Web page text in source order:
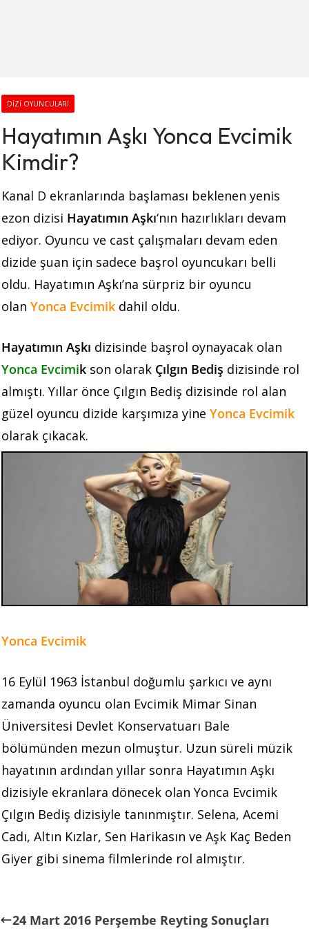
DIZI OYUNCULARI
Hayatımın Aşkı Yonca Evcimik
Kimdir?
Kanal D ekranlarında başlaması beklenen yenis
ezon dizisi Hayatımın Aşkı‘nın hazırlıkları devam
ediyor. Oyuncu ve cast çalışmaları devam eden
dizide şuan için sadece başrol oyuncukarı belli
oldu. Hayatımın Aşkı’na sürpriz bir oyuncu
olan Yonca Evcimik dahil oldu.
Hayatımın Aşkı dizisinde başrol oynayacak olan
Yonca Evcimik son olarak Çılgın Bediş dizisinde rol
almıştı. Yıllar önce Çılgın Bediş dizisinde rol alan
güzel oyuncu dizide karşımıza yine Yonca Evcimik
olarak çıkacak.
Yonca Evcimik
16 Eylül 1963 İstanbul doğumlu şarkıcı ve aynı
zamanda oyuncu olan Evcimik Mimar Sinan
Üniversitesi Devlet Konservatuarı Bale
bölümünden mezun olmuştur. Uzun süreli müzik
hayatının ardından yıllar sonra Hayatımın Aşkı
dizisiyle ekranlara dönecek olan Yonca Evcimik
Çılgın Bediş dizisiyle tanınmıştır. Selena, Acemi
Cadı, Altın Kızlar, Sen Harikasın ve Aşk Kaç Beden
Giyer gibi sinema filmlerinde rol almıştır.
24 Mart 2016 Perşembe Reyting Sonuçları